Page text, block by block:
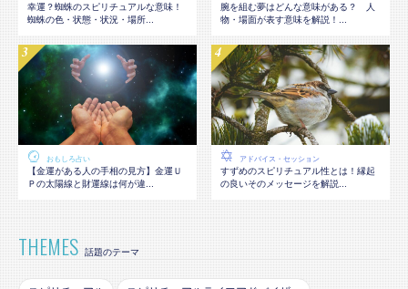
幸運？蜘蛛のスピリチュアルな意味！
蜘蛛の色・状態・状況・場所...
腕を組む夢はどんな意味がある？ 人
物・場面が表す意味を解説！...
おもしろ占い
【金運がある人の手相の見方】金運Ｕ
Ｐの太陽線と財運線は何が違...
アドバイス・セッション
すずめのスピリチュアル性とは！縁起
の良いそのメッセージを解説...
THEMES 話題のテーマ